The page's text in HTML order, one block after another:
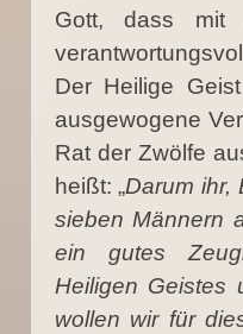
Gott, dass mit
Der Heilige
ausgewogene
Rat der Zwölfe
heißt: „Darum ihr,
sieben Männern
ein gutes
Heiligen Geistes
wollen wir für